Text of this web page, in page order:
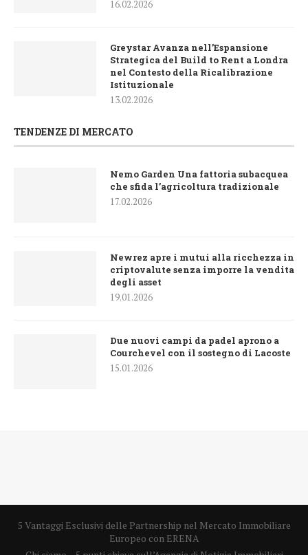
16.02.2026
Greystar Avanza nell’Espansione
Strategica del Build to Rent a Londra
nel Contesto della Ricalibrazione
Istituzionale
13.02.2026
TENDENZE DI MERCATO
Nemo Garden Una fattoria subacquea
che sfida l’agricoltura tradizionale
17.02.2026
Newrez apre i mutui alla ricchezza in
criptovalute senza imporre la vendita
degli asset
19.01.2026
Due nuovi campi da padel aprono a
Courchevel con il sostegno di Lacoste
15.01.2026
5 Vantaggi Esclusivi delle Partnership nel Mercato Immobiliare
Europeo con ERENA